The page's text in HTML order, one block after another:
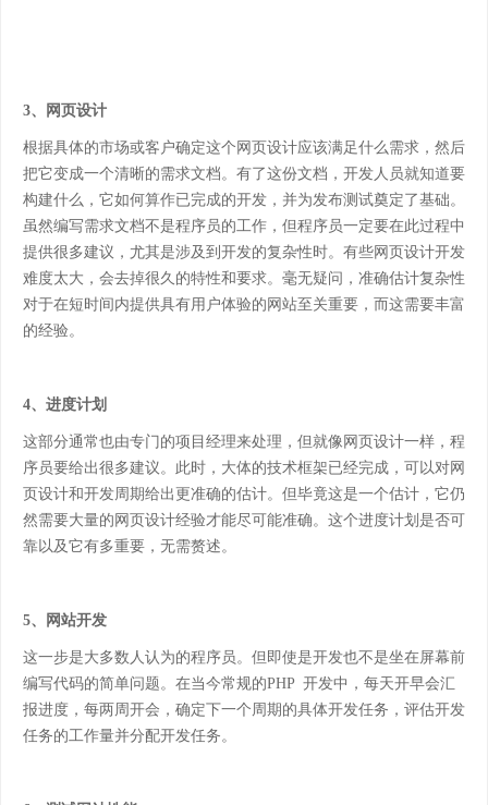
3、网页设计
根据具体的市场或客户确定这个网页设计应该满足什么需求，然后
把它变成一个清晰的需求文档。有了这份文档，开发人员就知道要
构建什么，它如何算作已完成的开发，并为发布测试奠定了基础。
虽然编写需求文档不是程序员的工作，但程序员一定要在此过程中
提供很多建议，尤其是涉及到开发的复杂性时。有些网页设计开发
难度太大，会去掉很久的特性和要求。毫无疑问，准确估计复杂性
对于在短时间内提供具有用户体验的网站至关重要，而这需要丰富
的经验。
4、进度计划
这部分通常也由专门的项目经理来处理，但就像网页设计一样，程
序员要给出很多建议。此时，大体的技术框架已经完成，可以对网
页设计和开发周期给出更准确的估计。但毕竟这是一个估计，它仍
然需要大量的网页设计经验才能尽可能准确。这个进度计划是否可
靠以及它有多重要，无需赘述。
5、网站开发
这一步是大多数人认为的程序员。但即使是开发也不是坐在屏幕前
编写代码的简单问题。在当今常规的PHP 开发中，每天开早会汇
报进度，每两周开会，确定下一个周期的具体开发任务，评估开发
任务的工作量并分配开发任务。